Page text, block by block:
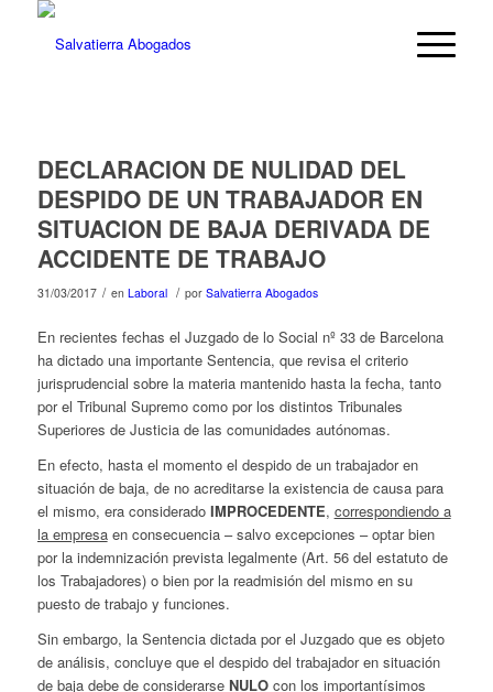
DECLARACION DE NULIDAD DEL
DESPIDO DE UN TRABAJADOR EN
SITUACION DE BAJA DERIVADA DE
ACCIDENTE DE TRABAJO
31/03/2017 / en Laboral / por Salvatierra Abogados
En recientes fechas el Juzgado de lo Social nº 33 de Barcelona
ha dictado una importante Sentencia, que revisa el criterio
jurisprudencial sobre la materia mantenido hasta la fecha, tanto
por el Tribunal Supremo como por los distintos Tribunales
Superiores de Justicia de las comunidades autónomas.
En efecto, hasta el momento el despido de un trabajador en
situación de baja, de no acreditarse la existencia de causa para
el mismo, era considerado IMPROCEDENTE, correspondiendo a
la empresaen consecuencia – salvo excepciones – optar bien
por la indemnización prevista legalmente (Art. 56 del estatuto de
los Trabajadores) o bien por la readmisión del mismo en su
puesto de trabajo y funciones.
Sin embargo, la Sentencia dictada por el Juzgado que es objeto
de análisis, concluye que el despido del trabajador en situación
de baja debe de considerarse NULOcon los importantísimos